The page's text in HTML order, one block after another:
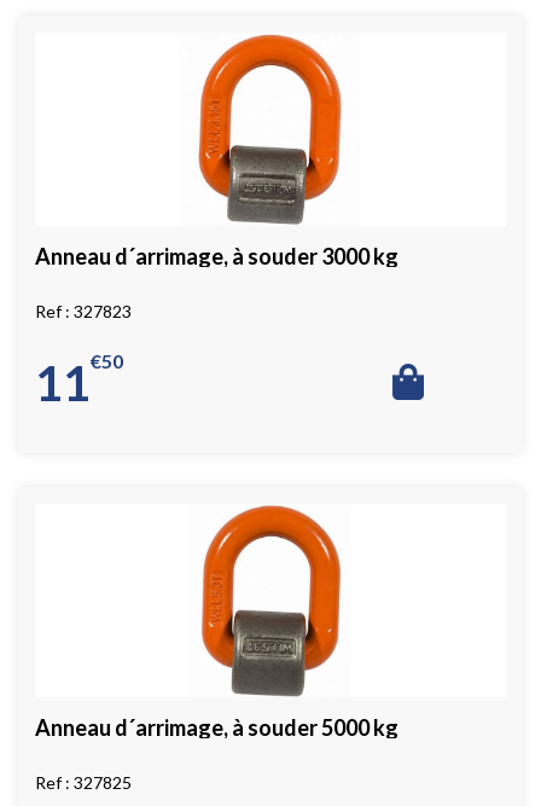
Anneau d´arrimage, à souder 3000 kg
327823
11 50
€
Anneau d´arrimage, à souder 5000 kg
327825